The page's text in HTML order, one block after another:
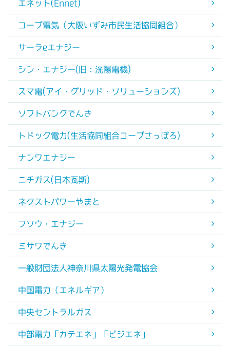
エネット(Ennet)
コープ電気（大阪いずみ市民生活協同組合）
サーラeエナジー
シン・エナジー(旧：洸陽電機)
スマ電(アイ・グリッド・ソリューションズ)
ソフトバンクでんき
トドック電力(生活協同組合コープさっぽろ)
ナンワエナジー
ニチガス(日本瓦斯)
ネクストパワーやまと
フソウ・エナジー
ミサワでんき
一般財団法人神奈川県太陽光発電協会
中国電力（エネルギア）
中央セントラルガス
中部電力「カテエネ」「ビジエネ」